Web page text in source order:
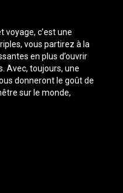
voyage, c’est une
vous partirez à la
en plus d’ouvrir
Avec, toujours, une
donneront le goût de
sur le monde,